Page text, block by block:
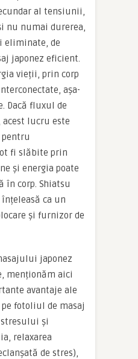
al tensiunii,
nu numai durerea,
eliminate, de
japonez eficient.
vieții, prin corp
așa-
Dacă fluxul de
acest lucru este
fi slăbite prin
și energia poate
în corp. Shiatsu
ca un
și furnizor de
japonez
menționăm aici
avantaje ale
fotoliul de masaj
stresului și
relaxarea
de stres),